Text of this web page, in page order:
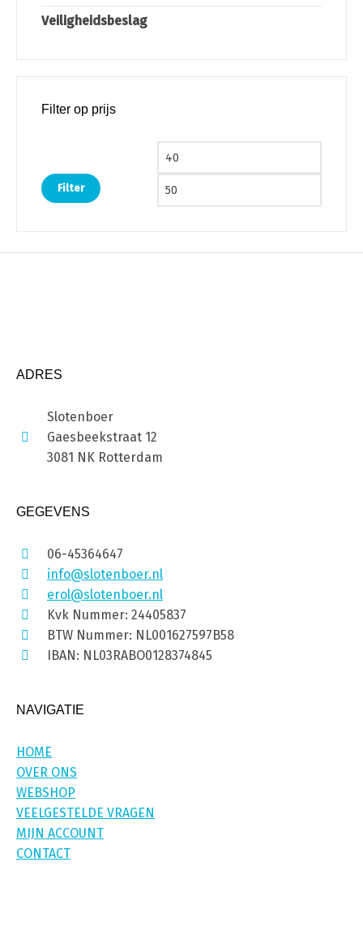
Veiligheidsbeslag
Filter op prijs
Min. prijs
Filter
ADRES
Slotenboer
Gaesbeekstraat 12
3081 NK Rotterdam
GEGEVENS
06-45364647
info@slotenboer.nl
erol@slotenboer.nl
Kvk Nummer: 24405837
BTW Nummer: NL001627597B58
IBAN: NL03RABO0128374845
NAVIGATIE
HOME
OVER ONS
WEBSHOP
VEELGESTELDE VRAGEN
MIJN ACCOUNT
CONTACT